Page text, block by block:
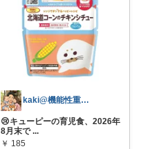
kaki@機能性重視パパ
😢キューピーの育児食、2026年
8月末で...
￥ 185